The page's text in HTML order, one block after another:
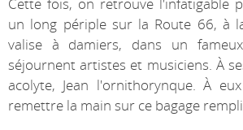
un long périple sur la Route 66, à
valise à damiers, dans un
séjournent artistes et musiciens. À
acolyte, Jean l'ornithorynque. À
remettre la main sur ce bagage